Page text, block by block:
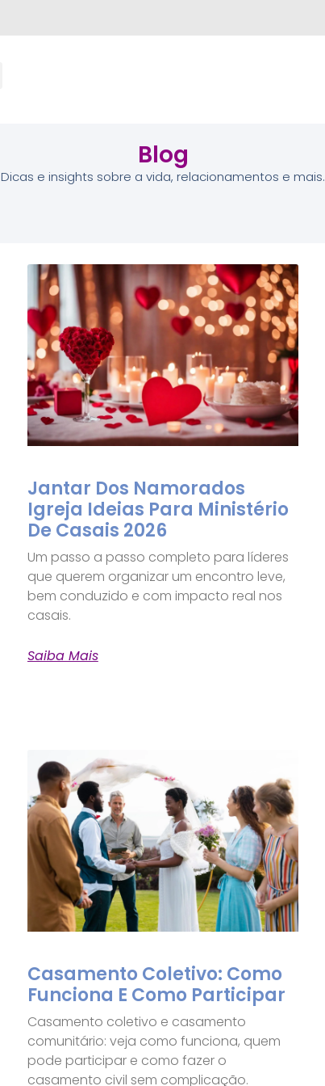
Blog
Dicas e insights sobre a vida, relacionamentos e mais.
Jantar Dos Namorados
Igreja Ideias Para Ministério
De Casais 2026
Um passo a passo completo para líderes
que querem organizar um encontro leve,
bem conduzido e com impacto real nos
casais.
Saiba Mais
Casamento Coletivo: Como
Funciona E Como Participar
Casamento coletivo e casamento
comunitário: veja como funciona, quem
pode participar e como fazer o
casamento civil sem complicação.